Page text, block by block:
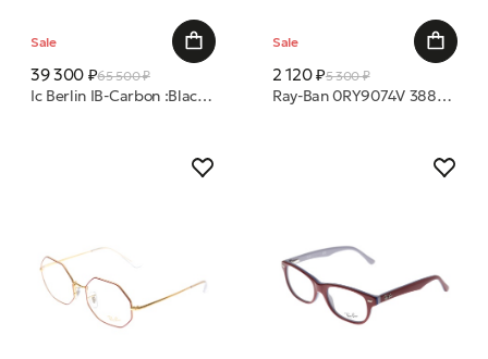
Sale
39 300 ₽65 500 ₽
Ic Berlin IB-Carbon :Black-Gun-Metal :RX-Clear :Donnerstag оправа
Sale
2 120 ₽5 300 ₽
Ray-Ban 0RY9074V 3881 41 16 оправа